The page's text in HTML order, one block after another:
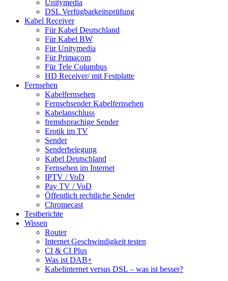
Unitymedia
DSL Verfügbarkeitsprüfung
Kabel Receiver
Für Kabel Deutschland
Für Kabel BW
Für Unitymedia
Für Primacom
Für Tele Columbus
HD Receiver/ mit Festplatte
Fernsehen
Kabelfernsehen
Fernsehsender Kabelfernsehen
Kabelanschluss
fremdsprachige Sender
Erotik im TV
Sender
Senderbelegung
Kabel Deutschland
Fernsehen im Internet
IPTV / VoD
Pay TV / VoD
Öffentlich rechtliche Sender
Chromecast
Testberichte
Wissen
Router
Internet Geschwindigkeit testen
CI & CI Plus
Was ist DAB+
Kabelinternet versus DSL – was ist besser?